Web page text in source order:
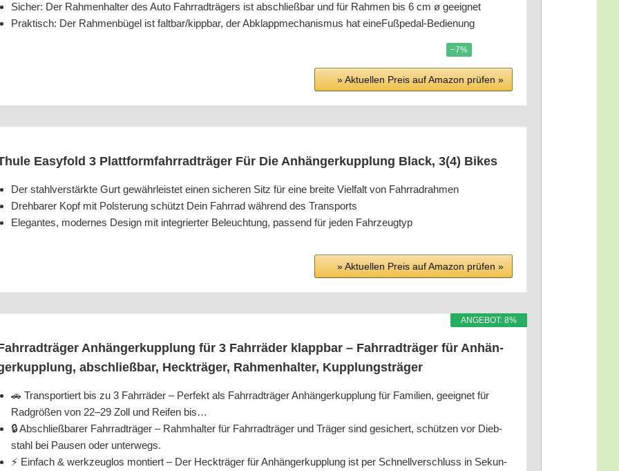
Sicher: Der Rah­men­hal­ter des Auto Fahr­rad­trä­gers ist abschließ­bar und für Rah­men bis 6 cm ø geeignet
Prak­tisch: Der Rah­men­bü­gel ist faltbar/​kippbar, der Abklapp­me­cha­nis­mus hat eineFußpedal-Bedienung
−7%
» Aktu­el­len Preis auf Ama­zon prü­fen »
Easy­fold 3 Platt­form­fahr­rad­trä­ger Für Die Anhän­ger­kupp­lung Black, 3(4) Bikes
Der stahl­ver­stärk­te Gurt gewähr­leis­tet einen siche­ren Sitz für eine brei­te Viel­falt von Fahrradrahmen
Dreh­ba­rer Kopf mit Pols­te­rung schützt Dein Fahr­rad wäh­rend des Transports
Ele­gan­tes, moder­nes Design mit inte­grier­ter Beleuch­tung, pas­send für jeden Fahrzeugtyp
» Aktu­el­len Preis auf Ama­zon prü­fen »
ANGE­BOT: 8%
Anhän­ger­kupp­lung für 3 Fahr­rä­der klapp­bar – Fahr­rad­trä­ger für Anhän­
abschließ­bar, Heck­trä­ger, Rah­men­hal­ter, Kupplungsträger
🚗 Trans­por­tiert bis zu 3 Fahr­rä­der – Per­fekt als Fahr­rad­trä­ger Anhän­ger­kupp­lung für Fami­li­en, geeig­net für
Rad­grö­ßen von 22–29 Zoll und Rei­fen bis…
🔒 Abschließ­ba­rer Fahr­rad­trä­ger – Rahm­hal­ter für Fahr­rad­trä­ger und Trä­ger sind gesi­chert, schüt­zen vor Dieb­
stahl bei Pau­sen oder unterwegs.
⚡ Ein­fach & werk­zeug­los mon­tiert – Der Heck­trä­ger für Anhän­ger­kupp­lung ist per Schnell­ver­schluss in Sekun­